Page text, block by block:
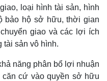
loại hình tài sản, hình
bảo hộ sở hữu, thời gian
giao và các lợi ích
tài sản vô hình.
năng phân bổ lợi nhuận
cứ vào quyền sở hữu